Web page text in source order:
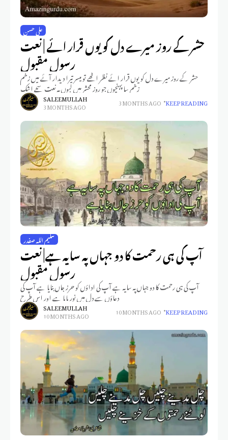
علی حسن
حشر کے روز میرے دل کو یوں قرار ائے | نعت
رسول مقبول
حشر کے روز میرے دل کو یوں قرار ائے نظر اٹھے تو میسر تیرا دیدار آئے میں زخم
زخم سا پہنچوں جو روزِ محشر میں لبوں پہ نعت سجے اشک
SALEEM ULLAH
3 MONTHS AGO 3 MONTHS AGO KEEP READING
سلیم اللہ صفدر
آپ کی ہی رحمت کا دو جہاں پہ سایہ ہے| نعت
رسول مقبول
آپ کی ہی رحمت کا دو جہاں پہ سایہ ہے آپ کی اداؤں کو حرز جاں بنایا ہے آپ کی
دعاؤں سے دل میں نور پایا ہے اور اس طرح
SALEEM ULLAH
10 MONTHS AGO 10 MONTHS AGO KEEP READING